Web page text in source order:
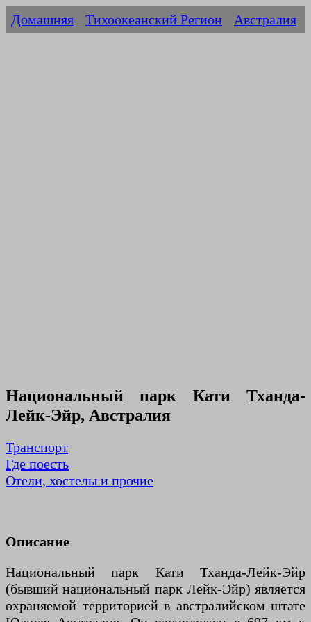
Домашняя Тихоокеанский Регион Австралия
Национальный парк Кати Тханда-
Лейк-Эйр, Австралия
Транспорт
Где поесть
Отели, хостелы и прочие
Описание
Национальный парк Кати Тханда-Лейк-Эйр
(бывший национальный парк Лейк-Эйр) является
охраняемой территорией в австралийском штате